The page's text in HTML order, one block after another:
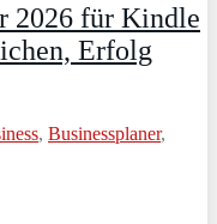
2026 für Kindle
Erfolg
, Businessplaner,